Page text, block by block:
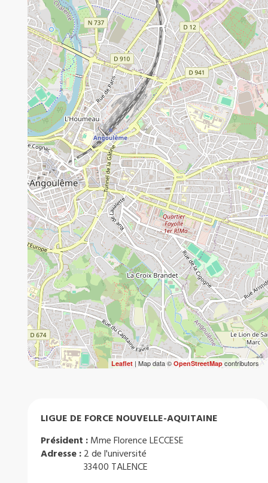
Leaflet| Map data © OpenStreetMapcontributors
LIGUE DE FORCE NOUVELLE-AQUITAINE
Président : Mme Florence LECCESE
Adresse : 2 de l'université
33400 TALENCE